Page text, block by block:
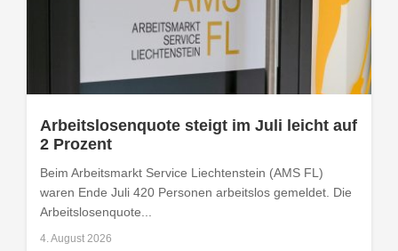
Arbeitslosenquote steigt im Juli leicht auf
2 Prozent
Beim Arbeitsmarkt Service Liechtenstein (AMS FL)
waren Ende Juli 420 Personen arbeitslos gemeldet. Die
Arbeitslosenquote...
4. August 2026